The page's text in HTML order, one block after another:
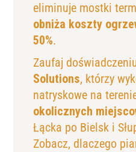
eliminuje mostki
obniża koszty
50%.
Zaufaj
Solutions, którzy
natryskowe na
okolicznych
Łącka po Bielsk i
Zobacz, dlaczego